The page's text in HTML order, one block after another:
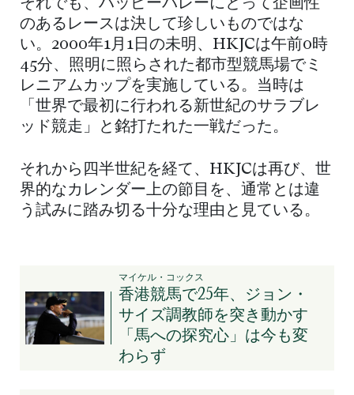
それでも、ハッピーバレーにとって企画性
のあるレースは決して珍しいものではな
い。2000年1月1日の未明、HKJCは午前0時
45分、照明に照らされた都市型競馬場でミ
レニアムカップを実施している。当時は
「世界で最初に行われる新世紀のサラブレ
ッド競走」と銘打たれた一戦だった。
それから四半世紀を経て、HKJCは再び、世
界的なカレンダー上の節目を、通常とは違
う試みに踏み切る十分な理由と見ている。
マイケル・コックス
香港競馬で25年、ジョン・
サイズ調教師を突き動かす
「馬への探究心」は今も変
わらず